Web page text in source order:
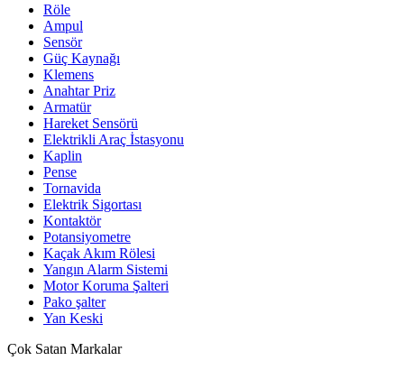
Röle
Ampul
Sensör
Güç Kaynağı
Klemens
Anahtar Priz
Armatür
Hareket Sensörü
Elektrikli Araç İstasyonu
Kaplin
Pense
Tornavida
Elektrik Sigortası
Kontaktör
Potansiyometre
Kaçak Akım Rölesi
Yangın Alarm Sistemi
Motor Koruma Şalteri
Pako şalter
Yan Keski
Çok Satan Markalar